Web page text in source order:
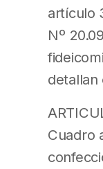
artículo
Nº
detallan
Cuadro